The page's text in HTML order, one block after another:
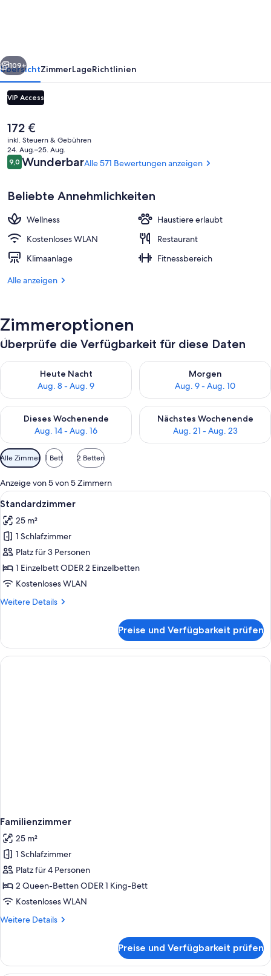
Frühstück, Mittagessen und
Weiter
109+
ÜbersichtZimmerLageRichtlinien
VIP Access
Der
aktuelle
Preis
beträgt
172 €.
172 €
inkl. Steuern & Gebühren
24. Aug.–25. Aug.
Bewertungen
9,09,0 von 10.
WunderbarAlle 571 Bewertungen anzeigen
Beliebte Annehmlichkeiten
Wellness
Haustiere erlaubt
Kostenloses WLAN
Restaurant
Klimaanlage
Fitnessbereich
Alle anzeigen
Zimmeroptionen
Überprüfe die Verfügbarkeit für diese Daten
Heute Nacht
Aug. 8 - Aug. 9
Überprüfe die Verfügbarkeit für heute Nacht, Aug. 8 - Aug. 9.
Morgen
Aug. 9 - Aug. 10
Überprüfe die Verfügbarkeit
Dieses Wochenende
Aug. 14 - Aug. 16
Überprüfe die Verfügbarkeit für dieses Wochenende, Aug. 14
Nächstes Wochenende
Aug. 21 - Aug. 23
Überprüfe die Verfügbarkeit
Verfügbare
Filter
für
Zimmer
Alle Zimmer 1 Bett 2 Betten
Anzeige von 5 von 5 Zimmern
Alle
Fotos
für
Standardzimmer
anzeigen
Ein Hotelzimmer mit einem großen
1
Standardzimmer
25 m²
1 Schlafzimmer
Platz für 3 Personen
1 Einzelbett ODER 2 Einzelbetten
Kostenloses WLAN
Weitere Details
Weitere
Preise und Verfügbarkeit prüfen
Familienzimmer
25 m²
1 Schlafzimmer
Platz für 4 Personen
2 Queen-Betten ODER 1 King-Bett
Kostenloses WLAN
Weitere Details
Weitere
Preise und Verfügbarkeit prüfen